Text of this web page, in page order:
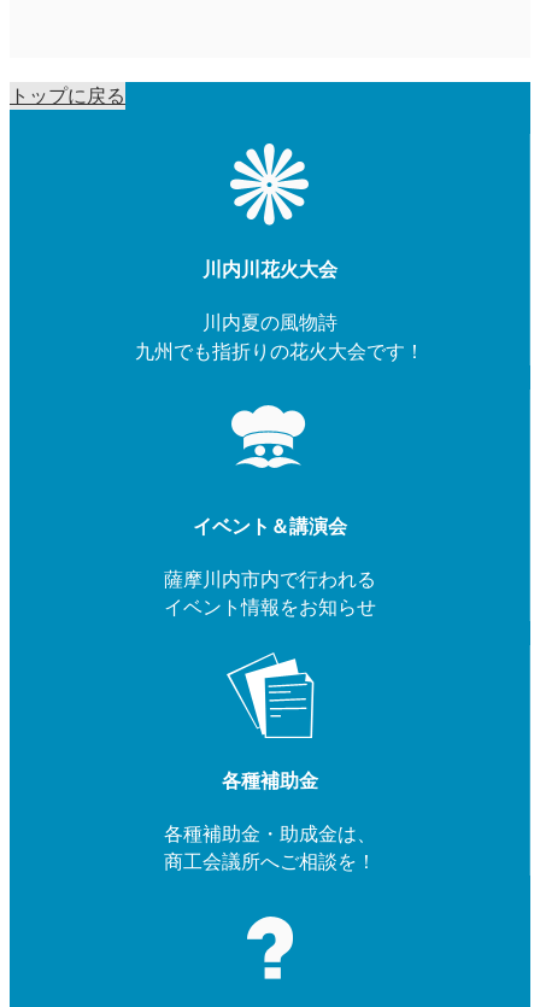
トップに戻る
川内川花火大会
川内夏の風物詩
九州でも指折りの花火大会です！
イベント＆講演会
薩摩川内市内で行われる
イベント情報をお知らせ
各種補助金
各種補助金・助成金は、
商工会議所へご相談を！